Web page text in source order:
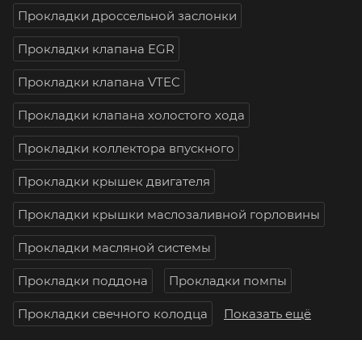
Прокладки дроссельной заслонки
Прокладки клапана EGR
Прокладки клапана VTEC
Прокладки клапана холостого хода
Прокладки коллектора впускного
Прокладки крышек двигателя
Прокладки крышки маслозаливной горловины
Прокладки масляной системы
Прокладки поддона Прокладки помпы
Прокладки свечного колодца Показать ещё